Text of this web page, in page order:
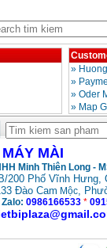
»
»
» Oder
» Map
MÀI
Minh Thiên Long -
200 Phố Vĩnh Hưng,
Đào Cam Mộc,
0986166533 *